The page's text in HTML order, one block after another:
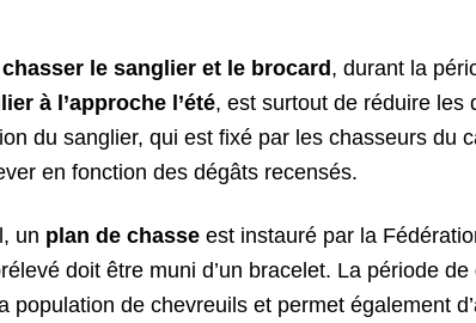
chasser le sanglier et le brocard , durant la
à l’approche l’été, est surtout de réduire les
du sanglier, qui est fixé par les chasseurs du
en fonction des dégâts recensés.
un plan de chasse est instauré par la
doit être muni d’un bracelet. La période de
population de chevreuils et permet également